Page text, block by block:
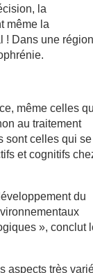
la
même la
! Dans une
même celles
au traitement
sont celles qui se
et cognitifs
du
», conclut
aspects très